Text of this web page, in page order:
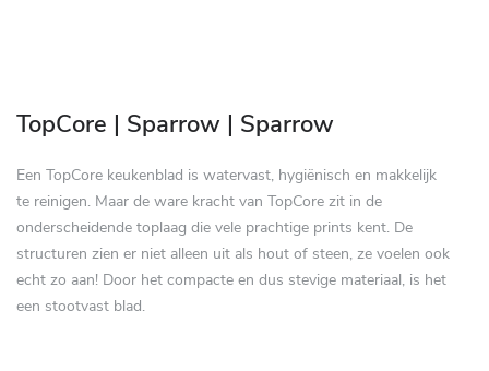
TopCore | Sparrow | Sparrow
Een TopCore keukenblad is watervast, hygiënisch en makkelijk
te reinigen. Maar de ware kracht van TopCore zit in de
onderscheidende toplaag die vele prachtige prints kent. De
structuren zien er niet alleen uit als hout of steen, ze voelen ook
echt zo aan! Door het compacte en dus stevige materiaal, is het
een stootvast blad.
to
beginning
of
images
gallery